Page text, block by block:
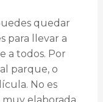
quedar
para llevar a
a todos. Por
parque, o
No es